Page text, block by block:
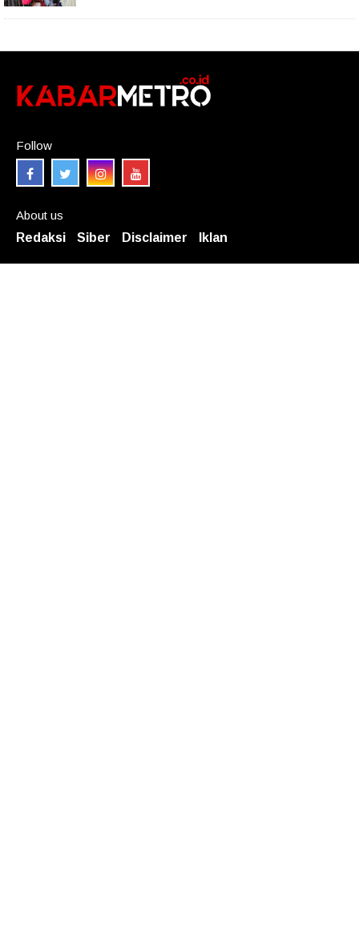
Follow
About us
Redaksi
Siber Disclaimer Iklan